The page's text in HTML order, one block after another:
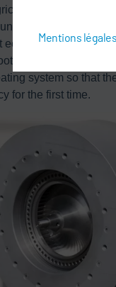
Mentions légales
machinery
have been
way
and ensures
system so that
for the first time.